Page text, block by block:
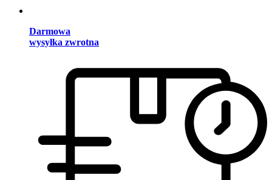
Darmowa
wysyłka zwrotna